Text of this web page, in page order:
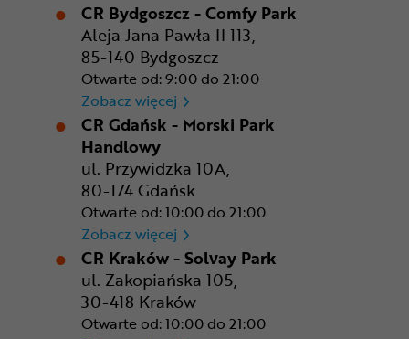
CR Bydgoszcz - Comfy Park
Aleja Jana Pawła II 113,
85-140 Bydgoszcz
Otwarte od: 9:00 do 21:00
Zobacz więcej CR Bydgoszcz - Comfy Park
CR Gdańsk - Morski Park
Handlowy
ul. Przywidzka 10A,
80-174 Gdańsk
Otwarte od: 10:00 do 21:00
Zobacz więcej CR Gdańsk - Morski Park
CR Kraków - Solvay Park
ul. Zakopiańska 105,
30-418 Kraków
Otwarte od: 10:00 do 21:00